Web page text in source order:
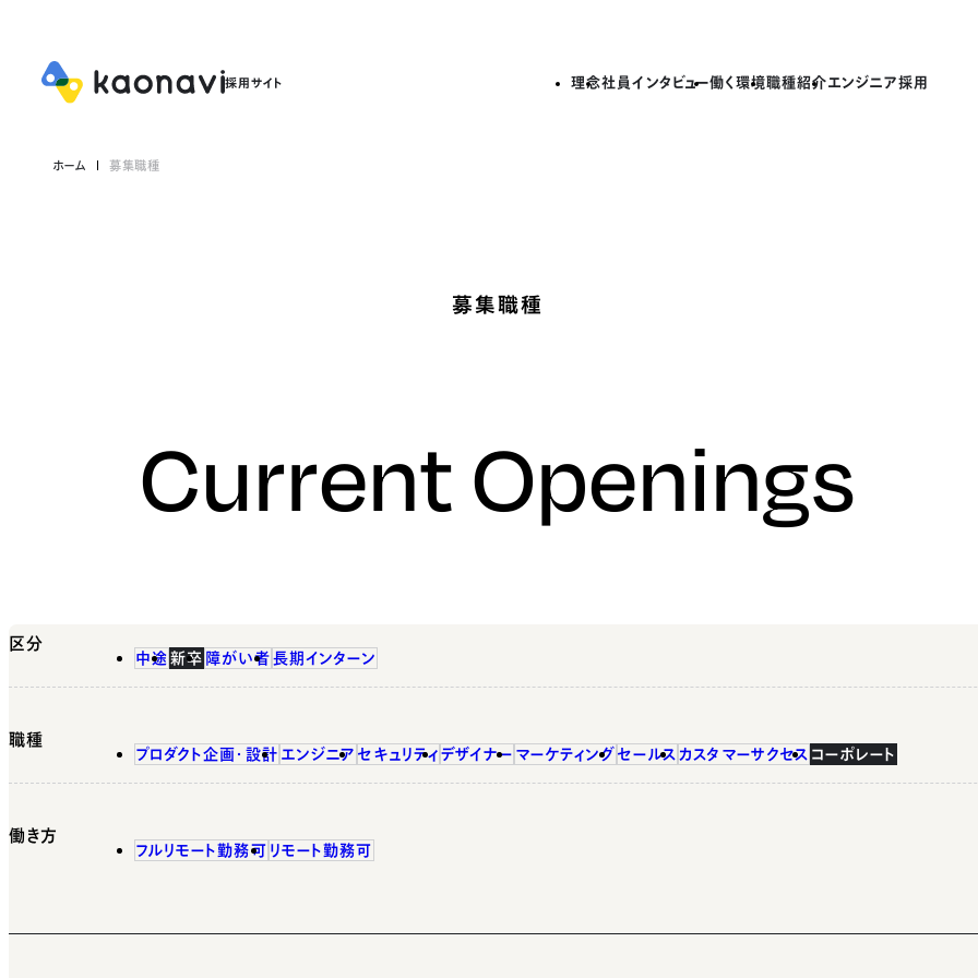
理念社員インタビュー働く環境職種紹介エンジニア採用
ホーム 募集職種
募集職種
Current Openings
区分
中途 新卒 障がい者 長期インターン
職種
プロダクト企画・設計 エンジニア セキュリティ デザイナー マーケティング セールス カスタマーサクセス コーポレート
働き方
フルリモート勤務可 リモート勤務可